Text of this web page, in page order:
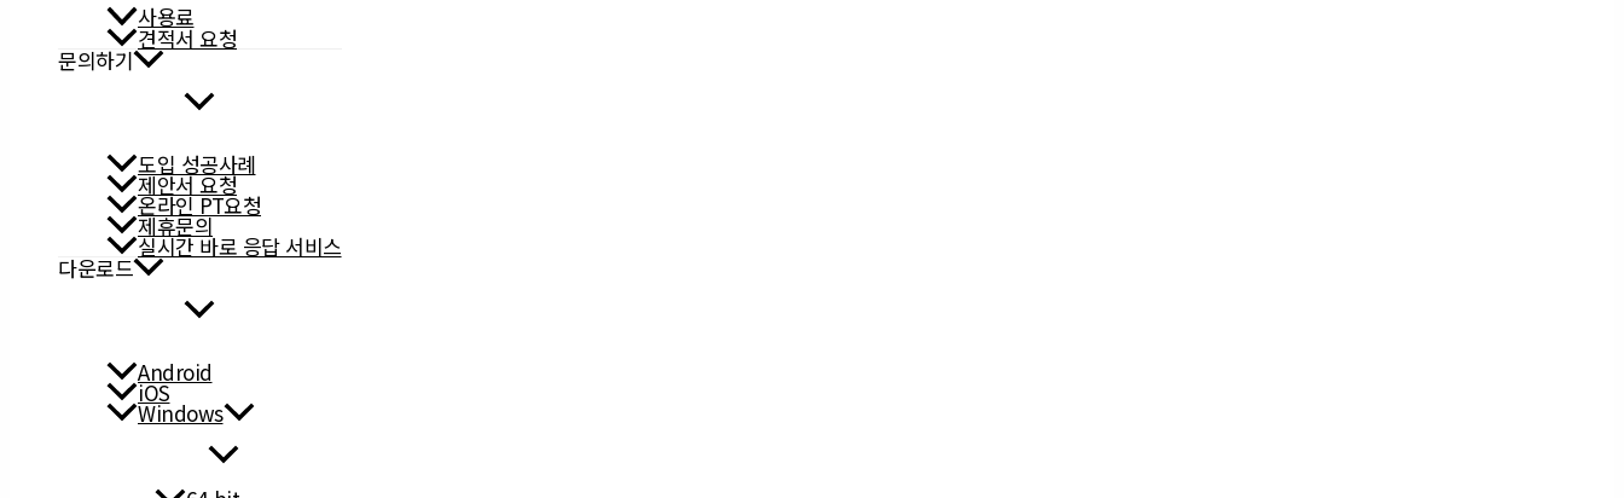
사용료
견적서 요청
문의하기
도입 성공사례
제안서 요청
온라인 PT요청
제휴문의
실시간 바로 응답 서비스
다운로드
Android
iOS
Windows